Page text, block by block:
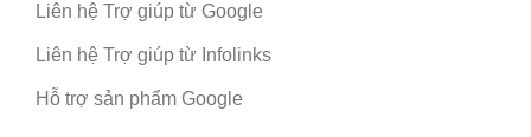
Liên hệ Trợ giúp từ Google
Liên hệ Trợ giúp từ Infolinks
Hỗ trợ sản phẩm Google